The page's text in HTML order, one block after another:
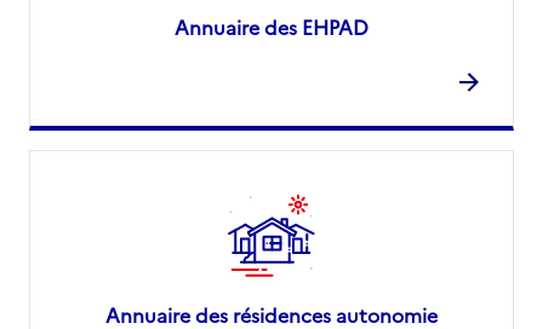
Annuaire des EHPAD
Annuaire des résidences autonomie